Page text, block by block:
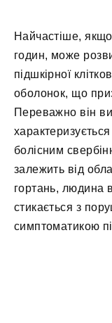
Найчастіше,
годин, може
підшкірної
оболонок, що
Переважно він
болісним
залежить від
гортань, людина
стикається з
симптоматикою